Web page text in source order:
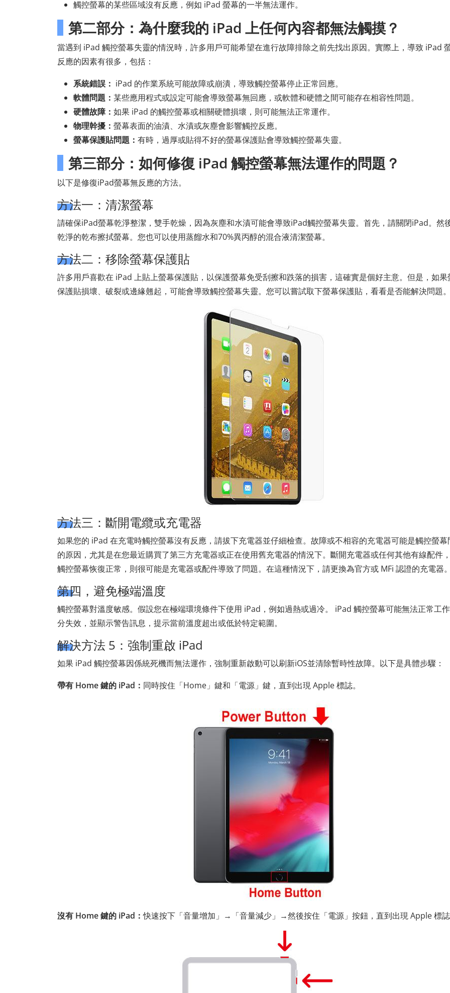
觸控螢幕的某些區域沒有反應，例如 iPad 螢幕的一半無法運作。
第二部分：為什麼我的 iPad 上任何內容都無法觸摸？
當遇到 iPad 觸控螢幕失靈的情況時，許多用戶可能希望在進行故障排除之前先找出原因。實際上，導致 iPad
反應的因素有很多，包括：
系統錯誤： iPad 的作業系統可能故障或崩潰，導致觸控螢幕停止正常回應。
軟體問題： 某些應用程式或設定可能會導致螢幕無回應，或軟體和硬體之間可能存在相容性問題。
硬體故障： 如果 iPad 的觸控螢幕或相關硬體損壞，則可能無法正常運作。
物理幹擾： 螢幕表面的油漬、水漬或灰塵會影響觸控反應。
螢幕保護貼問題： 有時，過厚或貼得不好的螢幕保護貼會導致觸控螢幕失靈。
第三部分：如何修復 iPad 觸控螢幕無法運作的問題？
以下是修復iPad螢幕無反應的方法。
方法一：清潔螢幕
請確保iPad螢幕乾淨整潔，雙手乾燥，因為灰塵和水漬可能會導致iPad觸控螢幕失靈。首先，請關閉iPad。然
乾淨的乾布擦拭螢幕。您也可以使用蒸餾水和70%異丙醇的混合液清潔螢幕。
方法二：移除螢幕保護貼
許多用戶喜歡在 iPad 上貼上螢幕保護貼，以保護螢幕免受刮擦和跌落的損害，這確實是個好主意。但是，如果
保護貼損壞、破裂或邊緣翹起，可能會導致觸控螢幕失靈。您可以嘗試取下螢幕保護貼，看看是否能解決問題
方法三：斷開電纜或充電器
如果您的 iPad 在充電時觸控螢幕沒有反應，請拔下充電器並仔細檢查。故障或不相容的充電器可能是觸控螢幕
的原因，尤其是在您最近購買了第三方充電器或正在使用舊充電器的情況下。斷開充電器或任何其他有線配件
觸控螢幕恢復正常，則很可能是充電器或配件導致了問題。在這種情況下，請更換為官方或 MFi 認證的充電器
第四，避免極端溫度
觸控螢幕對溫度敏感。假設您在極端環境條件下使用 iPad，例如過熱或過冷。 iPad 觸控螢幕可能無法正常工
分失效，並顯示警告訊息，提示當前溫度超出或低於特定範圍。
解決方法 5：強制重啟 iPad
如果 iPad 觸控螢幕因係統死機而無法運作，強制重新啟動可以刷新iOS並清除暫時性故障。以下是具體步驟：
帶有 Home 鍵的 iPad： 同時按住「Home」鍵和「電源」鍵，直到出現 Apple 標誌。
沒有 Home 鍵的 iPad：快速按下「音量增加」→「音量減少」→然後按住「電源」按鈕，直到出現 Apple 標